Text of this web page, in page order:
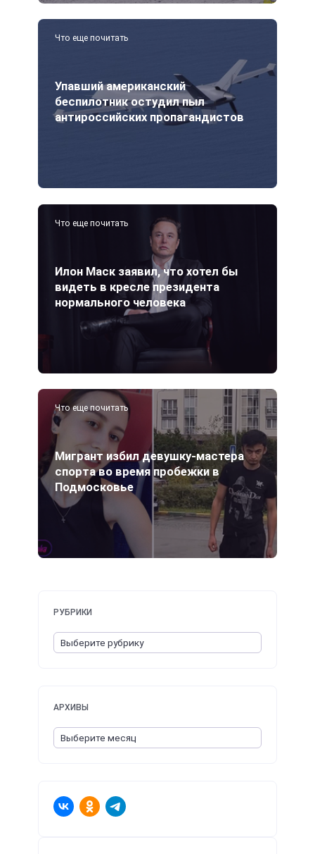
Что еще почитать
Упавший американский
беспилотник остудил пыл
антироссийских пропагандистов
Что еще почитать
Илон Маск заявил, что хотел бы
видеть в кресле президента
нормального человека
Что еще почитать
Мигрант избил девушку-мастера
спорта во время пробежки в
Подмосковье
РУБРИКИ
АРХИВЫ